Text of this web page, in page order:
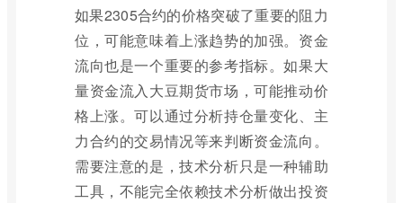
如果2305合约的价格突破了重要的阻力
位，可能意味着上涨趋势的加强。资金
流向也是一个重要的参考指标。如果大
量资金流入大豆期货市场，可能推动价
格上涨。可以通过分析持仓量变化、主
力合约的交易情况等来判断资金流向。
需要注意的是，技术分析只是一种辅助
工具，不能完全依赖技术分析做出投资